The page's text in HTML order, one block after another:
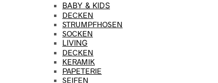
BABY & KIDS
DECKEN
STRUMPFHOSEN
SOCKEN
LIVING
DECKEN
KERAMIK
PAPETERIE
SEIFEN